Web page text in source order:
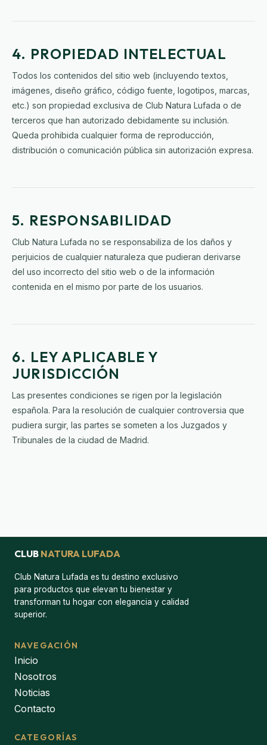
4. PROPIEDAD INTELECTUAL
Todos los contenidos del sitio web (incluyendo textos,
imágenes, diseño gráfico, código fuente, logotipos, marcas,
etc.) son propiedad exclusiva de Club Natura Lufada o de
terceros que han autorizado debidamente su inclusión.
Queda prohibida cualquier forma de reproducción,
distribución o comunicación pública sin autorización expresa.
5. RESPONSABILIDAD
Club Natura Lufada no se responsabiliza de los daños y
perjuicios de cualquier naturaleza que pudieran derivarse
del uso incorrecto del sitio web o de la información
contenida en el mismo por parte de los usuarios.
6. LEY APLICABLE Y
JURISDICCIÓN
Las presentes condiciones se rigen por la legislación
española. Para la resolución de cualquier controversia que
pudiera surgir, las partes se someten a los Juzgados y
Tribunales de la ciudad de Madrid.
CLUB NATURA LUFADA
Club Natura Lufada es tu destino exclusivo
para productos que elevan tu bienestar y
transforman tu hogar con elegancia y calidad
superior.
NAVEGACIÓN
Inicio
Nosotros
Noticias
Contacto
CATEGORÍAS